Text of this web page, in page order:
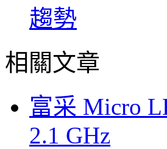
趨勢
相關文章
富采 Micro
2.1 GHz